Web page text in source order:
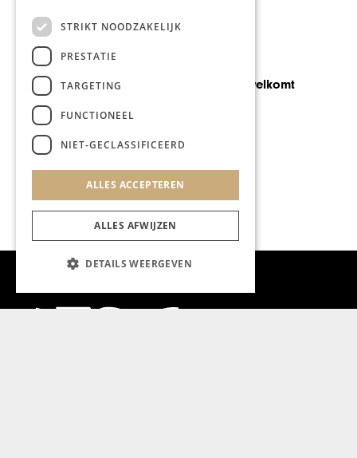
Les Tables verwelkomt
STRIKT NOODZAKELIJK
PRESTATIE
TARGETING
FUNCTIONEEL
NIET-GECLASSIFICEERD
ALLES ACCEPTEREN
ALLES AFWIJZEN
DETAILS WEERGEVEN